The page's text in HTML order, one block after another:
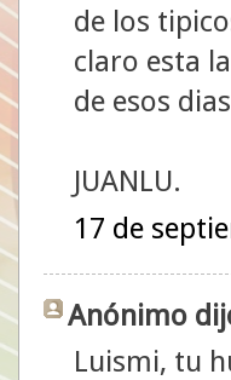
de los
claro esta
de esos
JUANLU.
17 de
Anónimo
Luismi, tu